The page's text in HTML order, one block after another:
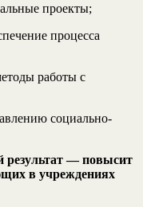
проекты;
процесса
работы с
социально-
результат — повысит
в учреждениях